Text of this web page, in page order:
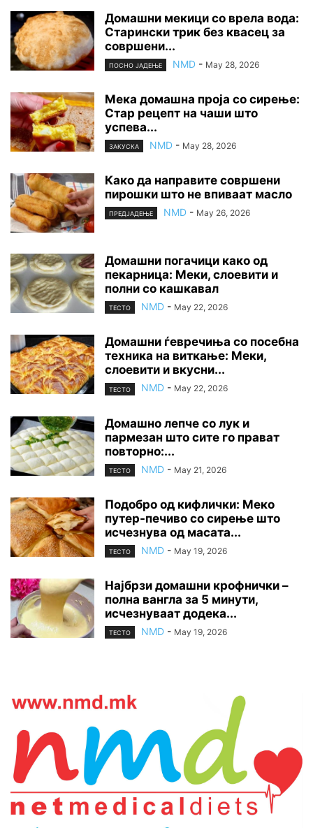
Домашни мекици со врела вода:
Старински трик без квасец за
совршени...
ПОСНО ЈАДЕЊЕ NMD - May 28, 2026
Мека домашна проја со сирење:
Стар рецепт на чаши што
успева...
ЗАКУСКА NMD - May 28, 2026
Како да направите совршени
пирошки што не впиваат масло
ПРЕДЈАДЕЊЕ NMD - May 26, 2026
Домашни погачици како од
пекарница: Меки, слоевити и
полни со кашкавал
ТЕСТО NMD - May 22, 2026
Домашни ѓевречиња со посебна
техника на виткање: Меки,
слоевити и вкусни...
ТЕСТО NMD - May 22, 2026
Домашно лепче со лук и
пармезан што сите го прават
повторно:...
ТЕСТО NMD - May 21, 2026
Подобро од кифлички: Меко
путер-печиво со сирење што
исчезнува од масата...
ТЕСТО NMD - May 19, 2026
Најбрзи домашни крофнички –
полна вангла за 5 минути,
исчезнуваат додека...
ТЕСТО NMD - May 19, 2026